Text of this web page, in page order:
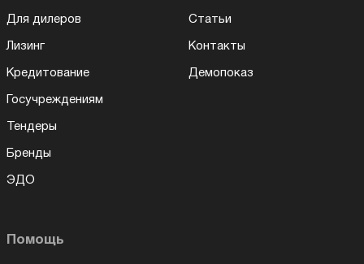
Для дилеров
Лизинг
Кредитование
Госучреждениям
Тендеры
Бренды
ЭДО
Статьи
Контакты
Демопоказ
Помощь